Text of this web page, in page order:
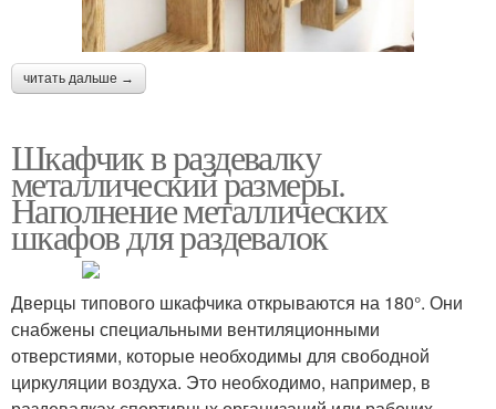
читать дальше →
Шкафчик в раздевалку
металлический размеры.
Наполнение металлических
шкафов для раздевалок
Дверцы типового шкафчика открываются на 180°. Они
снабжены специальными вентиляционными
отверстиями, которые необходимы для свободной
циркуляции воздуха. Это необходимо, например, в